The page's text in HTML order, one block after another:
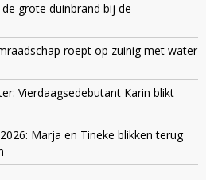
grote duinbrand bij de
roept op zuinig met water
Vierdaagsedebutant Karin blikt
Marja en Tineke blikken terug